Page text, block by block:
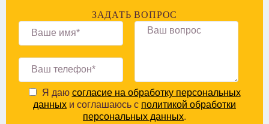
ЗАДАТЬ ВОПРОС
Я даю согласие на обработку персональных
данных и соглашаюсь с политикой обработки
персональных данных.